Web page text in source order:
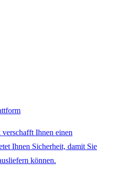
Ihnen einen
Ihnen Sicherheit, damit Sie
können.